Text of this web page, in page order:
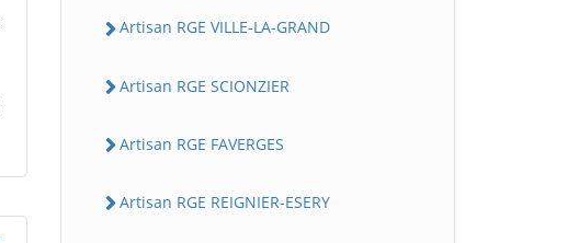
Artisan RGE VILLE-LA-GRAND
Artisan RGE SCIONZIER
Artisan RGE FAVERGES
Artisan RGE REIGNIER-ESERY